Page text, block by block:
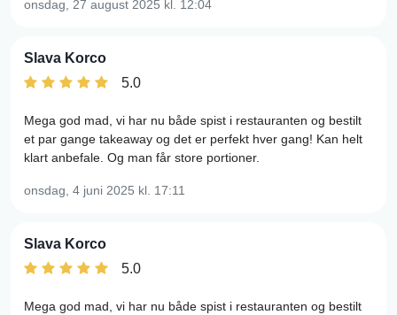
onsdag, 27 august 2025 kl. 12:04
Slava Korco
5.0
Mega god mad, vi har nu både spist i restauranten og bestilt
et par gange takeaway og det er perfekt hver gang! Kan helt
klart anbefale. Og man får store portioner.
onsdag, 4 juni 2025 kl. 17:11
Slava Korco
5.0
Mega god mad, vi har nu både spist i restauranten og bestilt